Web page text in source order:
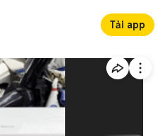
Tải app